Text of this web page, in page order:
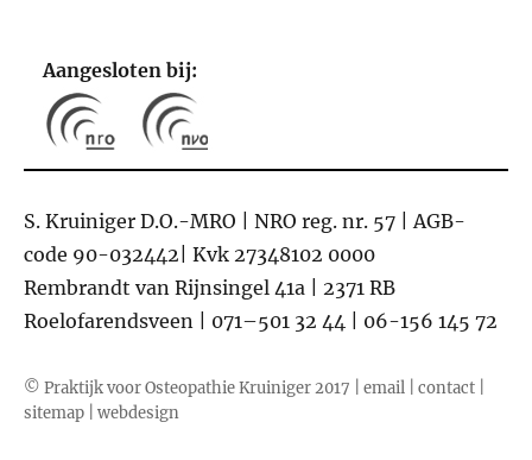
Aangesloten bij:
S. Kruiniger D.O.-MRO | NRO reg. nr. 57 | AGB-
code 90-032442| Kvk 27348102 0000
Rembrandt van Rijnsingel 41a | 2371 RB
Roelofarendsveen | 071–501 32 44 | 06-156 145 72
© Praktijk voor Osteopathie Kruiniger 2017 |email |contact
sitemap |webdesign